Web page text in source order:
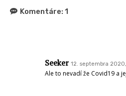
Komentáre: 1
Seeker 12. septembra 2020,
Ale to nevadí že Covid19 a